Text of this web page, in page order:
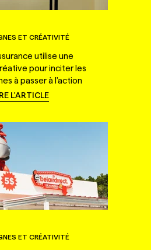
ET CRÉATIVITÉ
utilise une
pour inciter les
à passer à l'action
L'ARTICLE
ET CRÉATIVITÉ